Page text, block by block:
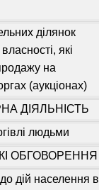
ділянок
які
на
(аукціонах)
ДІЯЛЬНІСТЬ
людьми
ОБГОВОРЕННЯ
дій населення в